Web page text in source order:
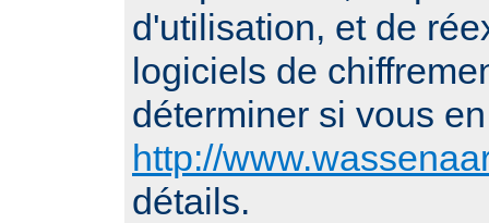
d'utilisation, et de
logiciels de
déterminer si vous
http://
détails.